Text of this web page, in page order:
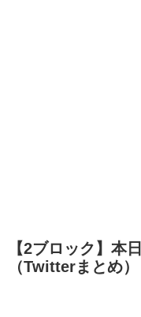
【2ブロック】本
（Twitterまとめ）